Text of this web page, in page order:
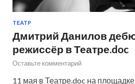
ТЕАТР
Дмитрий Данилов
режиссёр в Театре.doc
Оставьте комментарий
11 мая в Театре.doc на